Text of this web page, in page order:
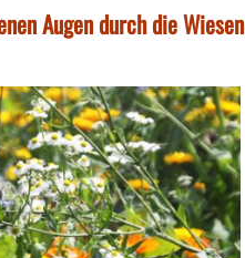
Augen durch die